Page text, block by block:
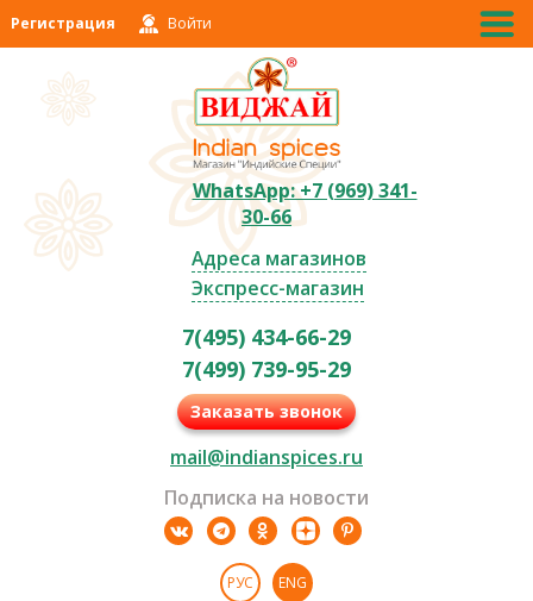
Регистрация Войти
WhatsApp: +7 (969) 341-
30-66
Адреса магазинов
Экспресс-магазин
7(495) 434-66-29
7(499) 739-95-29
Заказать звонок
mail@indianspices.ru
Подписка на новости
РУС ENG